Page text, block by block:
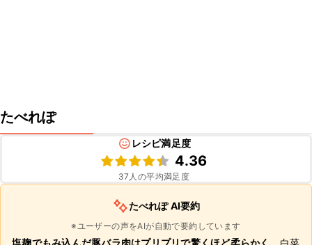
たべれぽ
レシピ満足度
4.36
37 人の平均満足度
たべれぽ AI要約
※ユーザーの声をAIが自動で要約しています
塩麹でもみ込んだ豚バラ肉はプリプリで驚くほど柔らかく 、白菜